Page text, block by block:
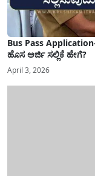
Bus Pass
ಹೊಸ ಅರ್ಜಿ ಸಲ್ಲಿಕೆ ಹೇಗೆ?
April 3, 2026